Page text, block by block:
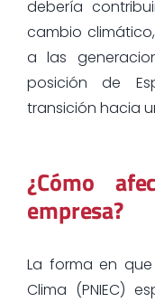
debería
cambio
a las
posición de
transición hacia
¿Cómo
empresa?
La forma en
Clima (PNIEC)